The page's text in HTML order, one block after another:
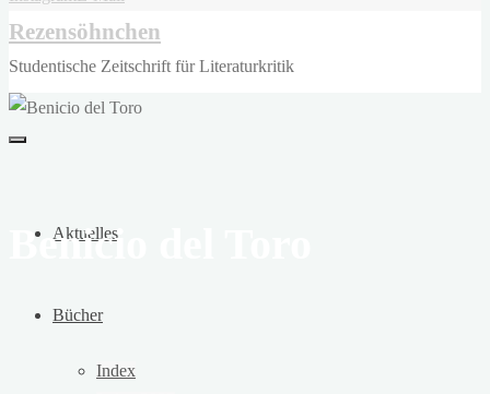
Rezensöhnchen
Studentische Zeitschrift für Literaturkritik
Aktuelles
Bücher
Index
Benicio del Toro